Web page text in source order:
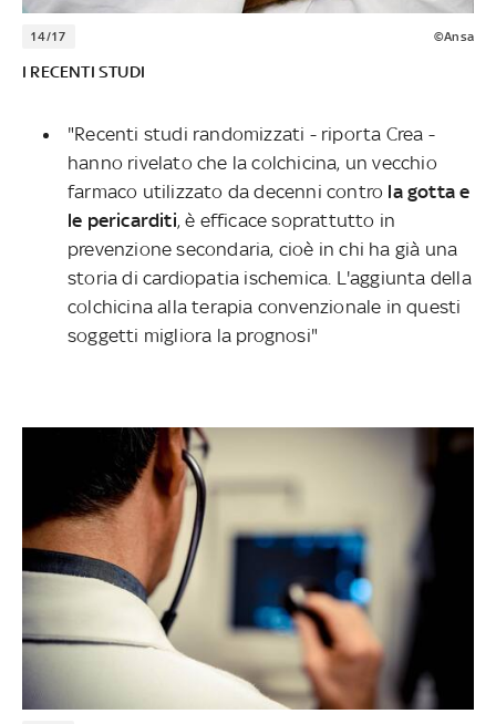
14/17 ©Ansa
I RECENTI STUDI
"Recenti studi randomizzati - riporta Crea -
hanno rivelato che la colchicina, un vecchio
farmaco utilizzato da decenni contro la gotta e
le pericarditi, è efficace soprattutto in
prevenzione secondaria, cioè in chi ha già una
storia di cardiopatia ischemica. L'aggiunta della
colchicina alla terapia convenzionale in questi
soggetti migliora la prognosi"